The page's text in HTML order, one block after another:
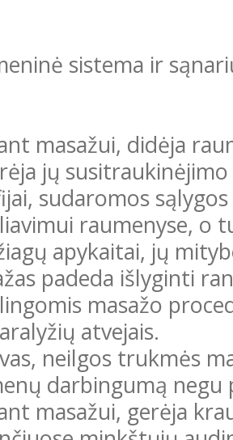
sistema ir
masažui, didėja
jų
sudaromos
raumenyse, o
apykaitai, jų
padeda išlyginti
masažo
atvejais.
neilgos trukmės
darbingumą negu
masažui, gerėja